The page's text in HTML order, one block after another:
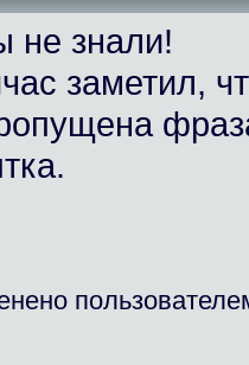
не знали!
заметил,